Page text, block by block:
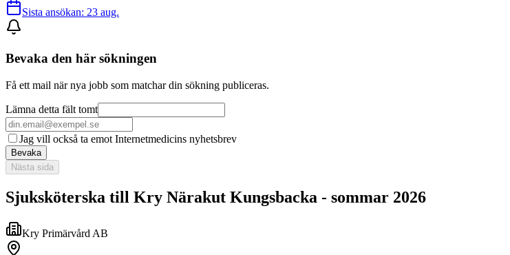
Sista ansökan: 23 aug.
Bevaka den här sökningen
Få ett mail när nya jobb som matchar din sökning publiceras.
Lämna detta fält tomt
Jag vill också ta emot Internetmedicins nyhetsbrev
Bevaka
Nästa sida
Sjuksköterska till Kry Närakut Kungsbacka - sommar 2026
Kry Primärvård AB